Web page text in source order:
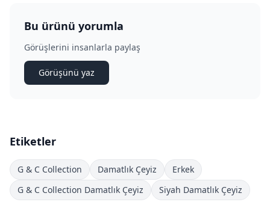
Bu ürünü yorumla
Görüşlerini insanlarla paylaş
Görüşünü yaz
Etiketler
G & C Collection Damatlık Çeyiz
Erkek
G & C Collection Damatlık Çeyiz
Siyah Damatlık Çeyiz